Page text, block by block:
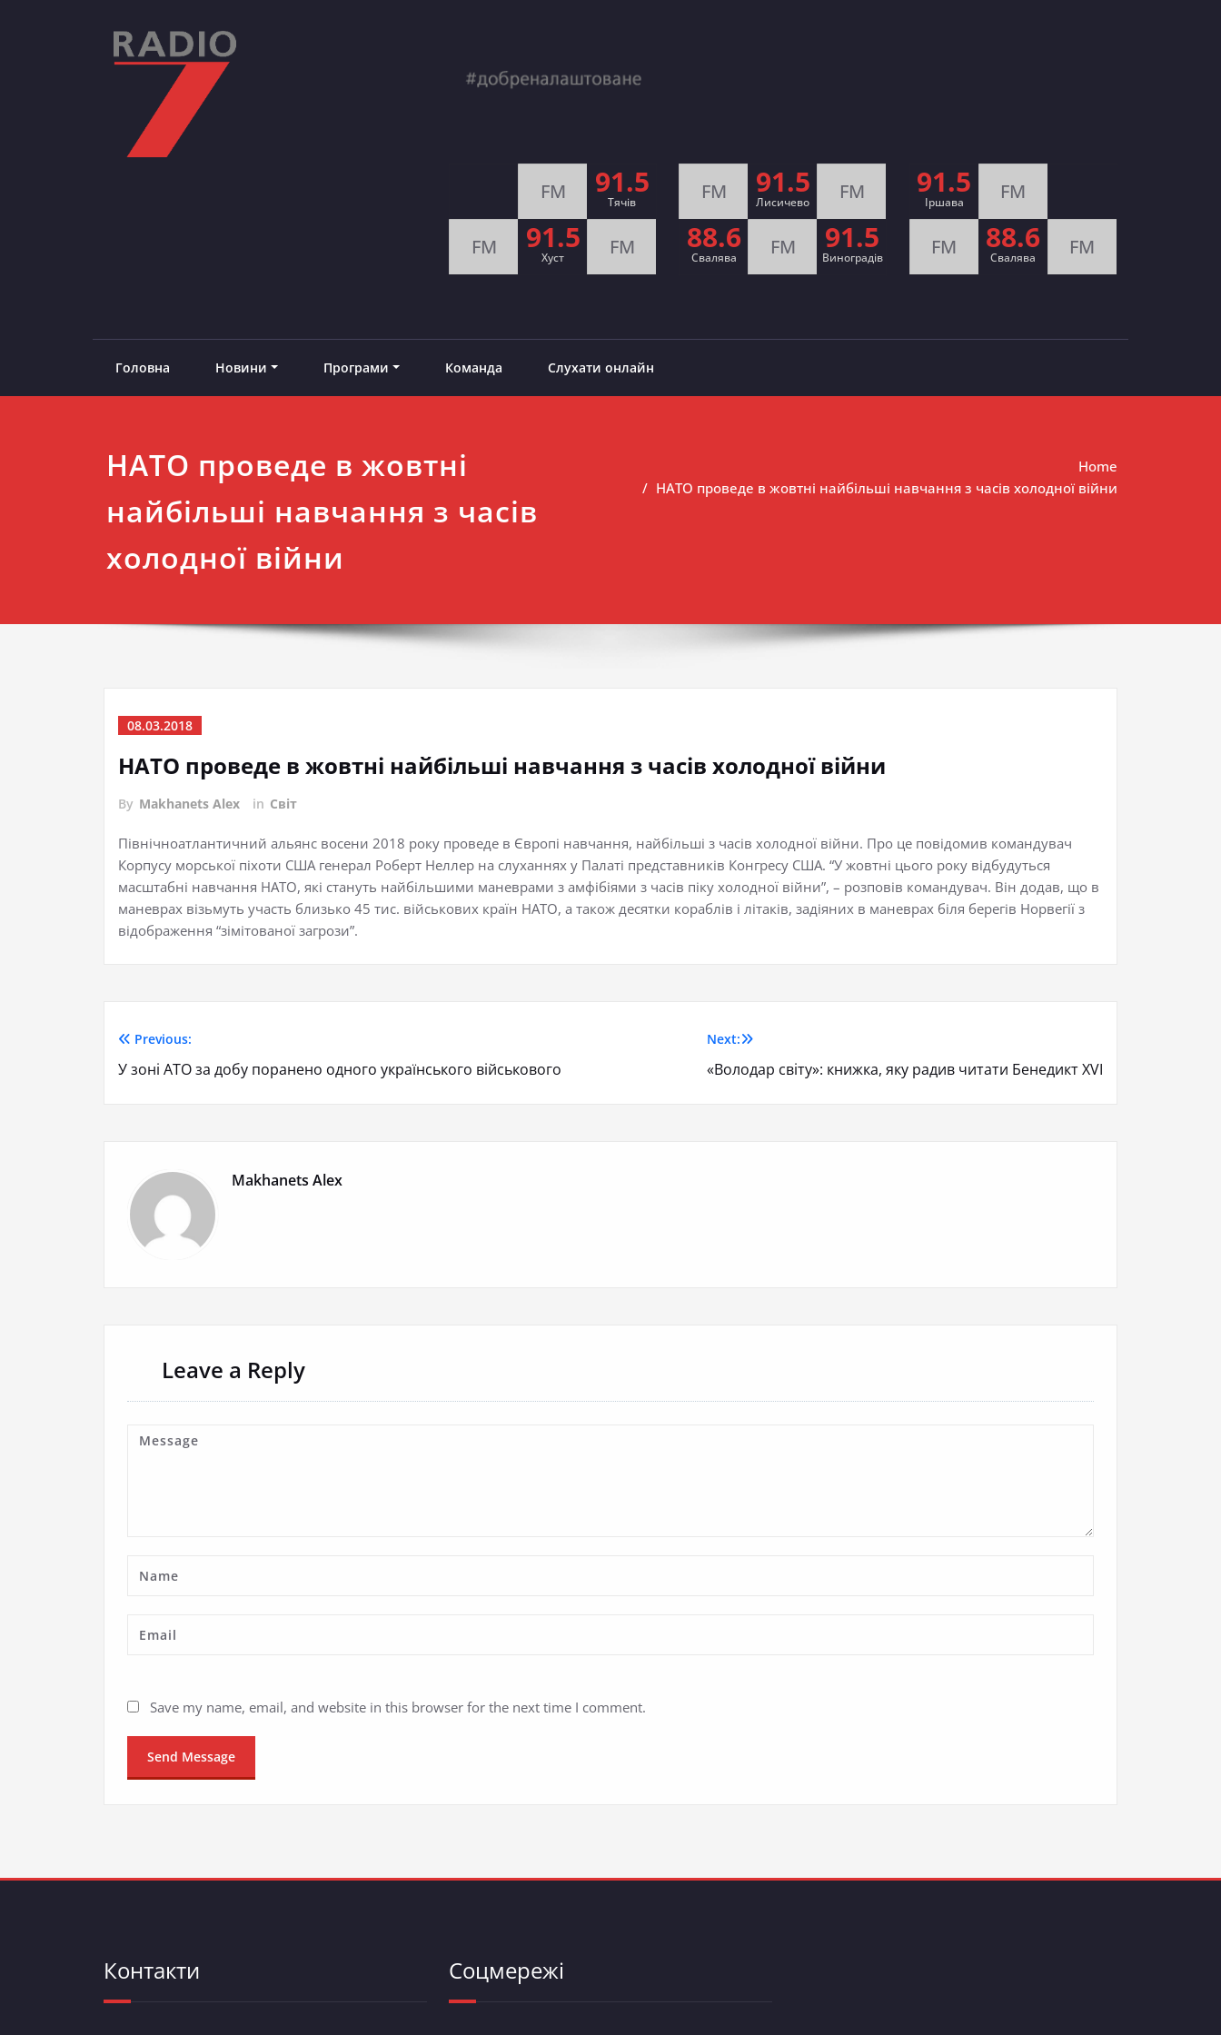
FM 91.5
Тячів
FM 91.5
Хуст FM
FM 91.5
Лисичево FM
88.6
Свалява FM 91.5
Виноградів
91.5
Іршава FM
FM 88.6
Cвалява FM
Головна Новини Програми Команда Слухати онлайн
НАТО проведе в жовтні
найбільші навчання з часів
холодної війни
Home
НАТО проведе в жовтні найбільші навчання з часів холодної війни
08.03.2018
НАТО проведе в жовтні найбільші навчання з часів холодної війни
By Makhanets Alex in Світ
Північноатлантичний альянс восени 2018 року проведе в Європі навчання, найбільші з часів холодної війни. Про це повідомив командувач
Корпусу морської піхоти США генерал Роберт Неллер на слуханнях у Палаті представників Конгресу США. “У жовтні цього року відбудуться
масштабні навчання НАТО, які стануть найбільшими маневрами з амфібіями з часів піку холодної війни”, – розповів командувач. Він додав, що в
маневрах візьмуть участь близько 45 тис. військових країн НАТО, а також десятки кораблів і літаків, задіяних в маневрах біля берегів Норвегії з
відображення “зімітованої загрози”.
Previous:
У зоні АТО за добу поранено одного українського військового
Next:
«Володар світу»: книжка, яку радив читати Бенедикт XVI
Makhanets Alex
Leave a Reply
Save my name, email, and website in this browser for the next time I comment.
Контакти Соцмережі